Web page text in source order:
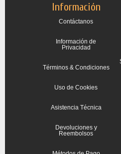
Información
Contáctanos
Información de
Privacidad
Términos & Condiciones
Uso de Cookies
Asistencia Técnica
Devoluciones y
Reembolsos